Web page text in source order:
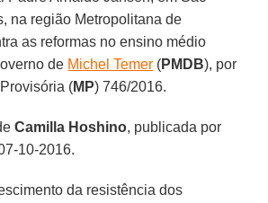
na região Metropolitana de
as reformas no ensino médio
de Michel Temer (PMDB), por
(MP) 746/2016.
Camilla Hoshino, publicada por
10-2016.
da resistência dos